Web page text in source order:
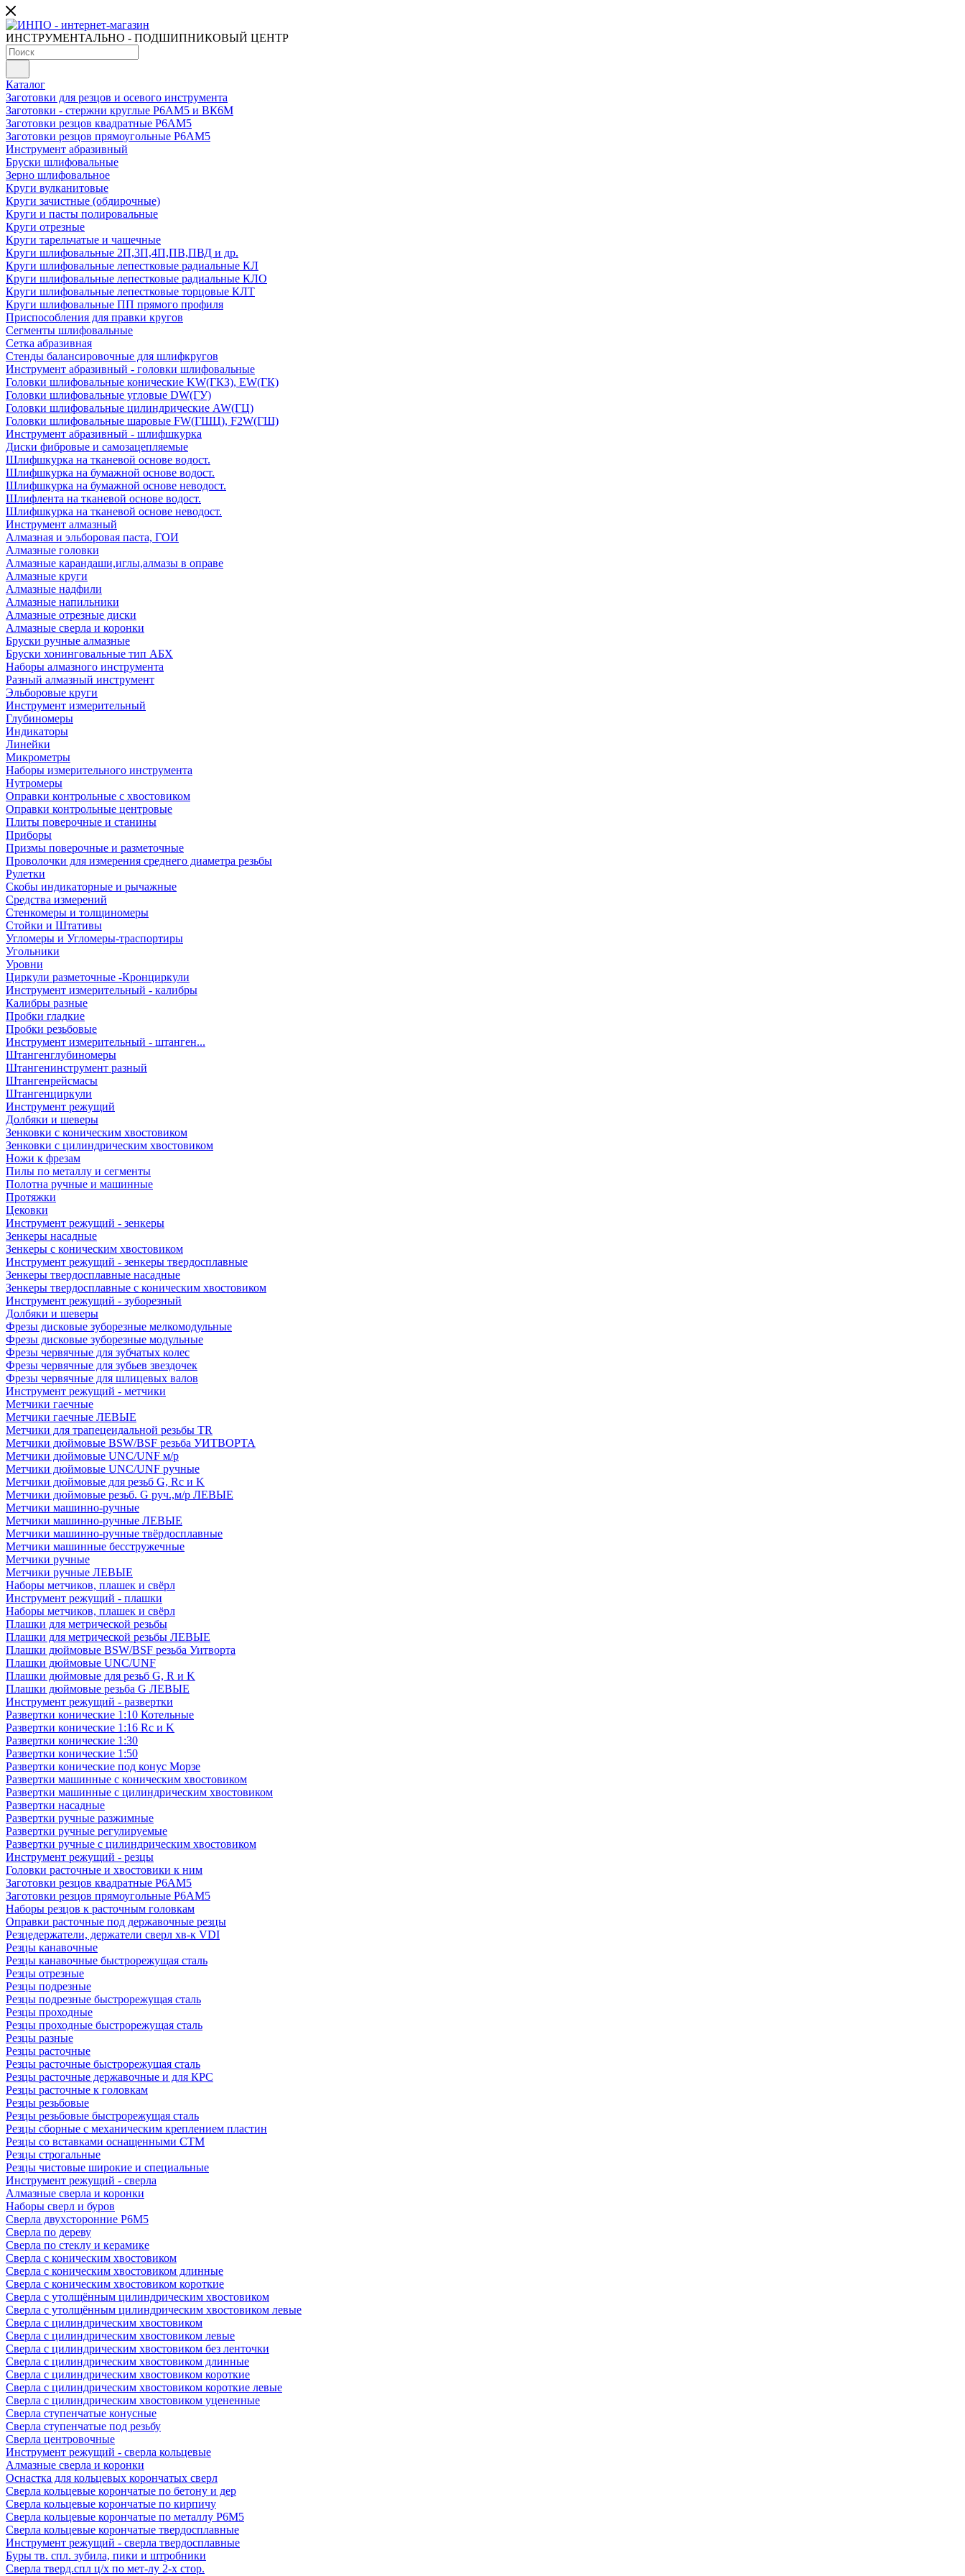
ИНСТРУМЕНТАЛЬНО - ПОДШИПНИКОВЫЙ ЦЕНТР
Каталог
Заготовки для резцов и осевого инструмента
Заготовки - стержни круглые Р6АМ5 и ВК6М
Заготовки резцов квадратные Р6АМ5
Заготовки резцов прямоугольные Р6АМ5
Инструмент абразивный
Бруски шлифовальные
Зерно шлифовальное
Круги вулканитовые
Круги зачистные (обдирочные)
Круги и пасты полировальные
Круги отрезные
Круги тарельчатые и чашечные
Круги шлифовальные 2П,3П,4П,ПВ,ПВД и др.
Круги шлифовальные лепестковые радиальные КЛ
Круги шлифовальные лепестковые радиальные КЛО
Круги шлифовальные лепестковые торцовые КЛТ
Круги шлифовальные ПП прямого профиля
Приспособления для правки кругов
Сегменты шлифовальные
Сетка абразивная
Стенды балансировочные для шлифкругов
Инструмент абразивный - головки шлифовальные
Головки шлифовальные конические KW(ГКЗ), EW(ГК)
Головки шлифовальные угловые DW(ГУ)
Головки шлифовальные цилиндрические AW(ГЦ)
Головки шлифовальные шаровые FW(ГШЦ), F2W(ГШ)
Инструмент абразивный - шлифшкурка
Диски фибровые и самозацепляемые
Шлифшкурка на тканевой основе водост.
Шлифшкурка на бумажной основе водост.
Шлифшкурка на бумажной основе неводост.
Шлифлента на тканевой основе водост.
Шлифшкурка на тканевой основе неводост.
Инструмент алмазный
Алмазная и эльборовая паста, ГОИ
Алмазные головки
Алмазные карандаши,иглы,алмазы в оправе
Алмазные круги
Алмазные надфили
Алмазные напильники
Алмазные отрезные диски
Алмазные сверла и коронки
Бруски ручные алмазные
Бруски хонинговальные тип АБХ
Наборы алмазного инструмента
Разный алмазный инструмент
Эльборовые круги
Инструмент измерительный
Глубиномеры
Индикаторы
Линейки
Микрометры
Наборы измерительного инструмента
Нутромеры
Оправки контрольные с хвостовиком
Оправки контрольные центровые
Плиты поверочные и станины
Приборы
Призмы поверочные и разметочные
Проволочки для измерения среднего диаметра резьбы
Рулетки
Скобы индикаторные и рычажные
Средства измерений
Стенкомеры и толщиномеры
Стойки и Штативы
Угломеры и Угломеры-траспортиры
Угольники
Уровни
Циркули разметочные -Кронциркули
Инструмент измерительный - калибры
Калибры разные
Пробки гладкие
Пробки резьбовые
Инструмент измерительный - штанген...
Штангенглубиномеры
Штангенинструмент разный
Штангенрейсмасы
Штангенциркули
Инструмент режущий
Долбяки и шеверы
Зенковки с коническим хвостовиком
Зенковки с цилиндрическим хвостовиком
Ножи к фрезам
Пилы по металлу и сегменты
Полотна ручные и машинные
Протяжки
Цековки
Инструмент режущий - зенкеры
Зенкеры насадные
Зенкеры с коническим хвостовиком
Инструмент режущий - зенкеры твердосплавные
Зенкеры твердосплавные насадные
Зенкеры твердосплавные с коническим хвостовиком
Инструмент режущий - зуборезный
Долбяки и шеверы
Фрезы дисковые зуборезные мелкомодульные
Фрезы дисковые зуборезные модульные
Фрезы червячные для зубчатых колес
Фрезы червячные для зубьев звездочек
Фрезы червячные для шлицевых валов
Инструмент режущий - метчики
Метчики гаечные
Метчики гаечные ЛЕВЫЕ
Метчики для трапецеидальной резьбы TR
Метчики дюймовые BSW/BSF резьба УИТВОРТА
Метчики дюймовые UNC/UNF м/р
Метчики дюймовые UNC/UNF ручные
Метчики дюймовые для резьб G, Rc и K
Метчики дюймовые резьб. G руч.,м/р ЛЕВЫЕ
Метчики машинно-ручные
Метчики машинно-ручные ЛЕВЫЕ
Метчики машинно-ручные твёрдосплавные
Метчики машинные бесстружечные
Метчики ручные
Метчики ручные ЛЕВЫЕ
Наборы метчиков, плашек и свёрл
Инструмент режущий - плашки
Наборы метчиков, плашек и свёрл
Плашки для метрической резьбы
Плашки для метрической резьбы ЛЕВЫЕ
Плашки дюймовые BSW/BSF резьба Уитворта
Плашки дюймовые UNC/UNF
Плашки дюймовые для резьб G, R и K
Плашки дюймовые резьба G ЛЕВЫЕ
Инструмент режущий - развертки
Развертки конические 1:10 Котельные
Развертки конические 1:16 Rc и K
Развертки конические 1:30
Развертки конические 1:50
Развертки конические под конус Морзе
Развертки машинные с коническим хвостовиком
Развертки машинные с цилиндрическим хвостовиком
Развертки насадные
Развертки ручные разжимные
Развертки ручные регулируемые
Развертки ручные с цилиндрическим хвостовиком
Инструмент режущий - резцы
Головки расточные и хвостовики к ним
Заготовки резцов квадратные Р6АМ5
Заготовки резцов прямоугольные Р6АМ5
Наборы резцов к расточным головкам
Оправки расточные под державочные резцы
Резцедержатели, держатели сверл хв-к VDI
Резцы канавочные
Резцы канавочные быстрорежущая сталь
Резцы отрезные
Резцы подрезные
Резцы подрезные быстрорежущая сталь
Резцы проходные
Резцы проходные быстрорежущая сталь
Резцы разные
Резцы расточные
Резцы расточные быстрорежущая сталь
Резцы расточные державочные и для КРС
Резцы расточные к головкам
Резцы резьбовые
Резцы резьбовые быстрорежущая сталь
Резцы сборные с механическим креплением пластин
Резцы со вставками оснащенными СТМ
Резцы строгальные
Резцы чистовые широкие и специальные
Инструмент режущий - сверла
Алмазные сверла и коронки
Наборы сверл и буров
Сверла двухсторонние Р6М5
Сверла по дереву
Сверла по стеклу и керамике
Сверла с коническим хвостовиком
Сверла с коническим хвостовиком длинные
Сверла с коническим хвостовиком короткие
Сверла с утолщённым цилиндрическим хвостовиком
Сверла с утолщённым цилиндрическим хвостовиком левые
Сверла с цилиндрическим хвостовиком
Сверла с цилиндрическим хвостовиком левые
Сверла с цилиндрическим хвостовиком без ленточки
Сверла с цилиндрическим хвостовиком длинные
Сверла с цилиндрическим хвостовиком короткие
Сверла с цилиндрическим хвостовиком короткие левые
Сверла с цилиндрическим хвостовиком уцененные
Сверла ступенчатые конусные
Сверла ступенчатые под резьбу
Сверла центровочные
Инструмент режущий - сверла кольцевые
Алмазные сверла и коронки
Оснастка для кольцевых корончатых сверл
Сверла кольцевые корончатые по бетону и дер
Сверла кольцевые корончатые по кирпичу
Сверла кольцевые корончатые по металлу Р6М5
Сверла кольцевые корончатые твердосплавные
Инструмент режущий - сверла твердосплавные
Буры тв. спл. зубила, пики и штробники
Сверла тверд.спл ц/х по мет-лу 2-х стор.